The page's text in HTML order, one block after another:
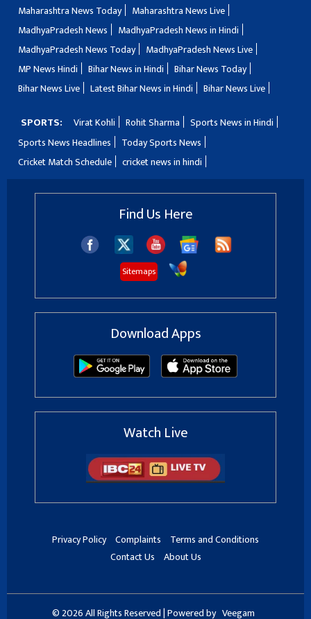
Maharashtra News Today
Maharashtra News Live
MadhyaPradesh News
MadhyaPradesh News in Hindi
MadhyaPradesh News Today
MadhyaPradesh News Live
MP News Hindi
Bihar News in Hindi
Bihar News Today
Bihar News Live
Latest Bihar News in Hindi Bihar News Live
SPORTS: Virat Kohli Rohit Sharma
Sports News in Hindi
Sports News Headlines
Today Sports News
Cricket Match Schedule
cricket news in hindi
Find Us Here
Sitemaps
Download Apps
Watch Live
Privacy Policy Complaints
Terms and Conditions
Contact Us
About Us
© 2026 All Rights Reserved | Powered by Veegam